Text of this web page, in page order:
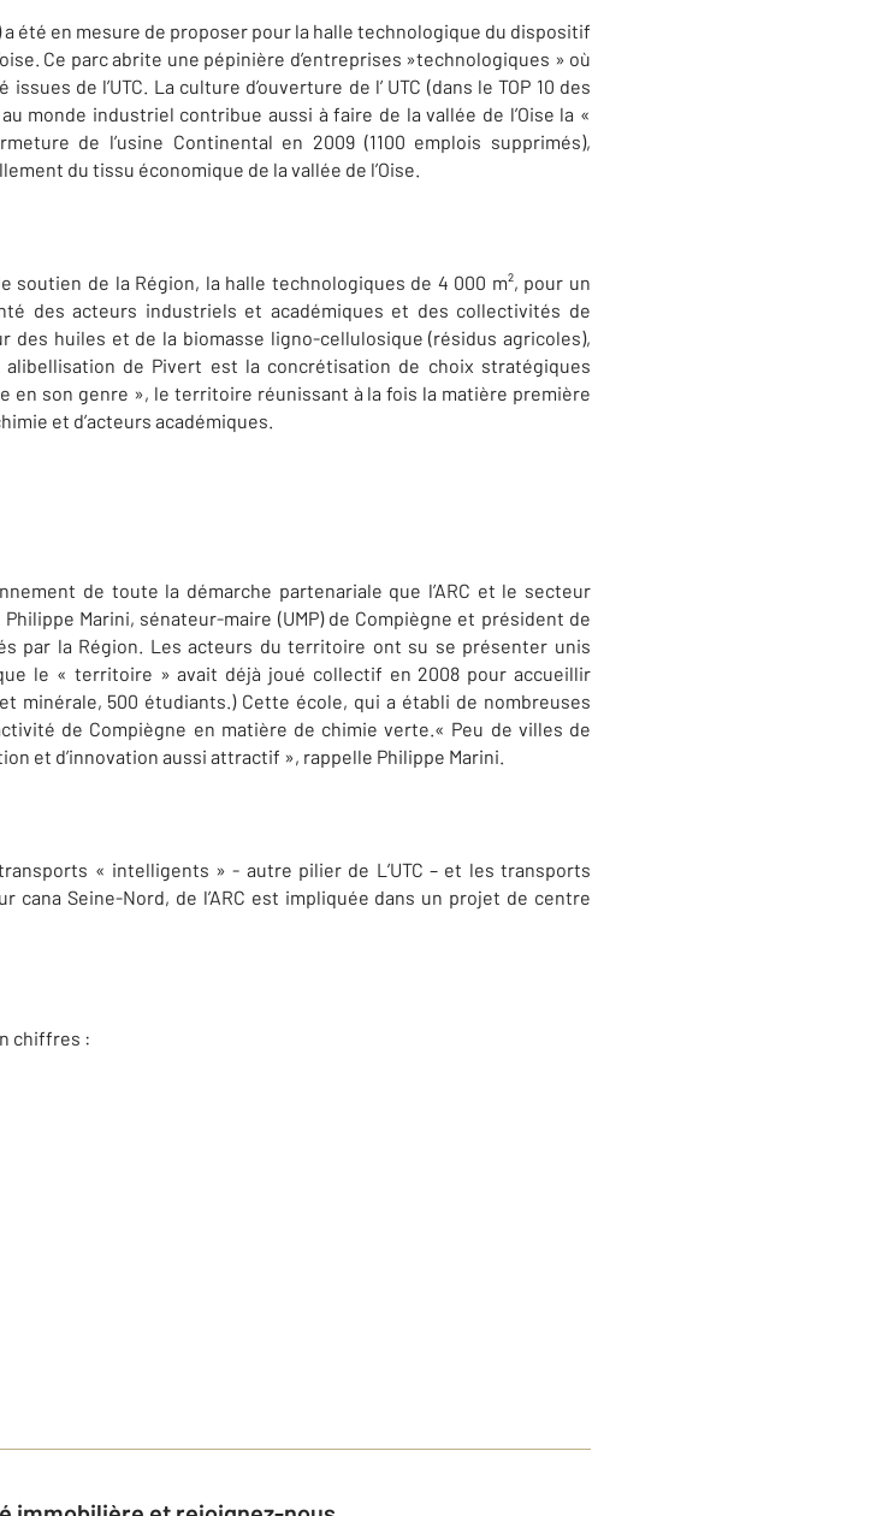
a été en mesure de proposer pour la halle technologique du dispositif
Ce parc abrite une pépinière d’entreprises »technologiques » où
de l’UTC. La culture d’ouverture de l’ UTC (dans le TOP 10 des
monde industriel contribue aussi à faire de la vallée de l’Oise la «
de l’usine Continental en 2009 (1100 emplois supprimés),
du tissu économique de la vallée de l’Oise.
soutien de la Région, la halle technologiques de 4 000 m², pour un
des acteurs industriels et académiques et des collectivités de
des huiles et de la biomasse ligno-cellulosique (résidus agricoles),
alibellisation de Pivert est la concrétisation de choix stratégiques
en son genre », le territoire réunissant à la fois la matière première
et d’acteurs académiques.
de toute la démarche partenariale que l’ARC et le secteur
Marini, sénateur-maire (UMP) de Compiègne et président de
par la Région. Les acteurs du territoire ont su se présenter unis
le « territoire » avait déjà joué collectif en 2008 pour accueillir
minérale, 500 étudiants.) Cette école, qui a établi de nombreuses
de Compiègne en matière de chimie verte.« Peu de villes de
et d’innovation aussi attractif », rappelle Philippe Marini.
« intelligents » - autre pilier de L’UTC – et les transports
Seine-Nord, de l’ARC est impliquée dans un projet de centre
chiffres :